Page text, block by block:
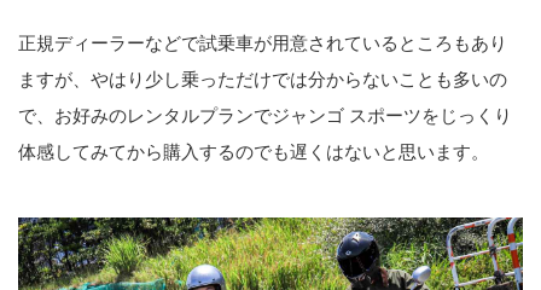
正規ディーラーなどで試乗車が用意されているところもあり
ますが、やはり少し乗っただけでは分からないことも多いの
で、お好みのレンタルプランでジャンゴ スポーツをじっくり
体感してみてから購入するのでも遅くはないと思います。